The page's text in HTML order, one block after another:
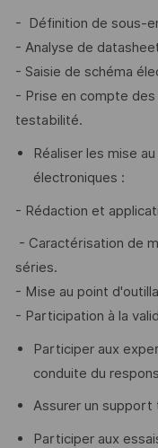
- Définition de sous-
- Analyse de
- Saisie de schéma
- Prise en compte
testabilité.
Réaliser les mise
électroniques :
- Rédaction et
- Caractérisation de
séries.
- Mise au point
- Participation à la
Participer aux
conduite du
Assurer un support
Participer aux